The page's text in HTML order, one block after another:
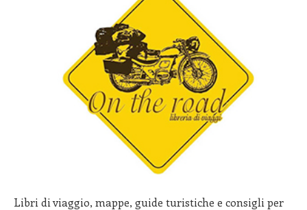
Libri di viaggio, mappe, guide turistiche e consigli per